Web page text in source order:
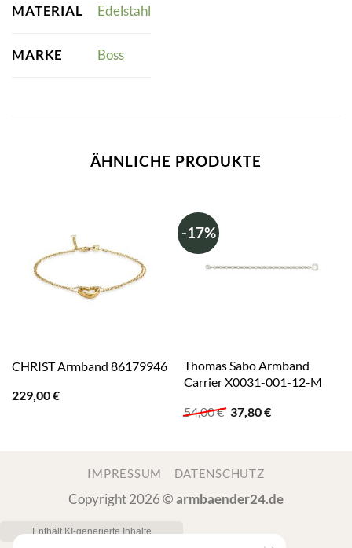
MATERIAL Edelstahl
MARKE Boss
ÄHNLICHE PRODUKTE
CHRIST Armband 86179946
229,00€
-17%
Thomas Sabo Armband
Carrier X0031-001-12-M
54,00€ Ursprünglicher
Preis
37,80€Aktueller
IMPRESSUM DATENSCHUTZ
Copyright 2026 ©armbaender24.de